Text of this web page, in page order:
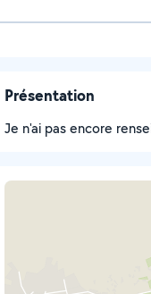
Présentation
Je n'ai pas encore